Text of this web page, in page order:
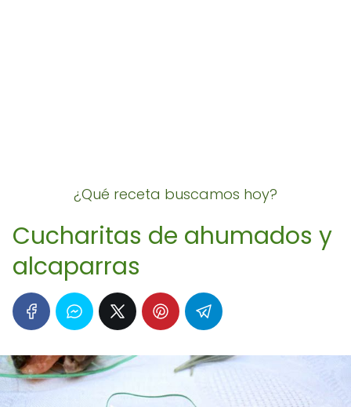
¿Qué receta buscamos hoy?
Cucharitas de ahumados y
alcaparras